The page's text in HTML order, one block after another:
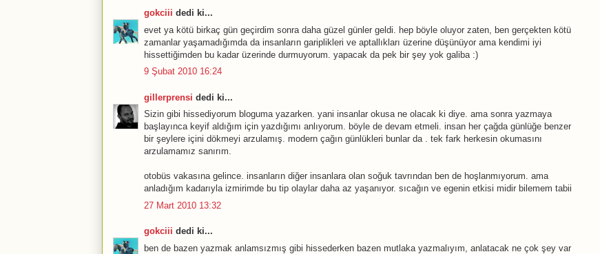
gokciii dedi ki...
evet ya kötü birkaç gün geçirdim sonra daha güzel günler geldi. hep böyle oluyor zaten, ben gerçekten kötü
zamanlar yaşamadığımda da insanların gariplikleri ve aptallıkları üzerine düşünüyor ama kendimi iyi
hissettiğimden bu kadar üzerinde durmuyorum. yapacak da pek bir şey yok galiba :)
9 Şubat 2010 16:24
gillerprensi dedi ki...
Sizin gibi hissediyorum bloguma yazarken. yani insanlar okusa ne olacak ki diye. ama sonra yazmaya
başlayınca keyif aldığım için yazdığımı anlıyorum. böyle de devam etmeli. insan her çağda günlüğe benzer
bir şeylere içini dökmeyi arzulamış. modern çağın günlükleri bunlar da . tek fark herkesin okumasını
arzulamamız sanırım.
otobüs vakasına gelince. insanların diğer insanlara olan soğuk tavrından ben de hoşlanmıyorum. ama
anladığım kadarıyla izmirimde bu tip olaylar daha az yaşanıyor. sıcağın ve egenin etkisi midir bilemem tabii
27 Mart 2010 13:32
gokciii dedi ki...
ben de bazen yazmak anlamsızmış gibi hissederken bazen mutlaka yazmalıyım, anlatacak ne çok şey var